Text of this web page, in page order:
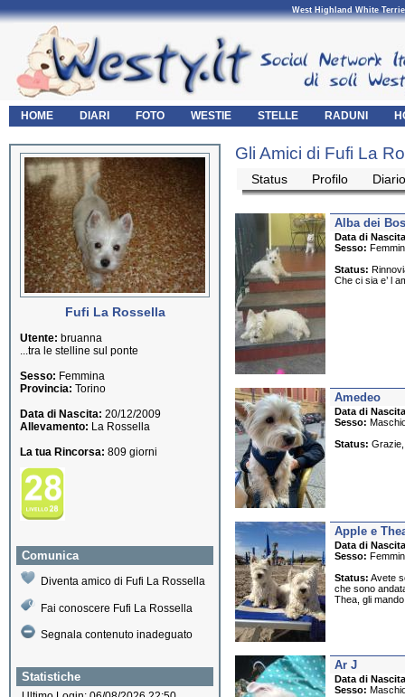
West Highland White
HOME DIARI FOTO WESTIE STELLE RADUNI
Fufi La Rossella
Utente: bruanna
...tra le stelline sul ponte
Sesso: Femmina
Provincia: Torino
Data di Nascita: 20/12/2009
Allevamento: La Rossella
La tua Rincorsa: 809 giorni
Comunica
Diventa amico di Fufi La Rossella
Fai conoscere Fufi La Rossella
Segnala contenuto inadeguato
Statistiche
Gli Amici di Fufi La
Status Profilo Diario
Alba dei
Data di
Sesso:
Status:
Che ci sia e’ l
Amedeo
Data di
Sesso:
Status:
Apple e
Data di
Sesso:
Status: Avete
che sono
Thea, gli
Ar J
Data di
Sesso: